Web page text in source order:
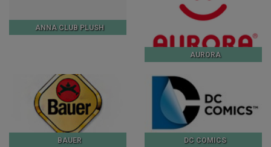
ANNA CLUB PLUSH
AURORA
BAUER DC COMICS